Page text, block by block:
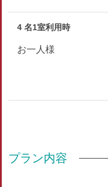
4 名1室利用時
お一人様
プラン内容